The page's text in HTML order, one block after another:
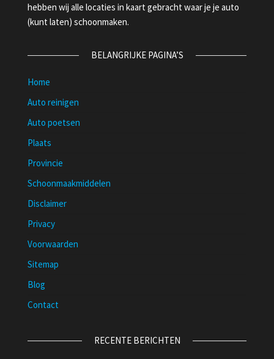
hebben wij alle locaties in kaart gebracht waar je je auto
(kunt laten) schoonmaken.
BELANGRIJKE PAGINA’S
Home
Auto reinigen
Auto poetsen
Plaats
Provincie
Schoonmaakmiddelen
Disclaimer
Privacy
Voorwaarden
Sitemap
Blog
Contact
RECENTE BERICHTEN